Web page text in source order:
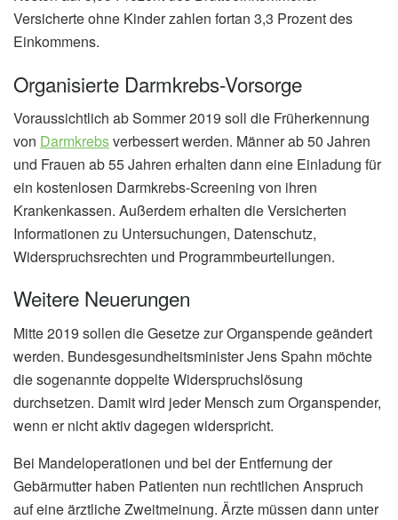
Versicherte ohne Kinder zahlen fortan 3,3 Prozent des
Einkommens.
Organisierte Darmkrebs-Vorsorge
Voraussichtlich ab Sommer 2019 soll die Früherkennung
von Darmkrebsverbessert werden. Männer ab 50 Jahren
und Frauen ab 55 Jahren erhalten dann eine Einladung für
ein kostenlosen Darmkrebs-Screening von ihren
Krankenkassen. Außerdem erhalten die Versicherten
Informationen zu Untersuchungen, Datenschutz,
Widerspruchsrechten und Programmbeurteilungen.
Weitere Neuerungen
Mitte 2019 sollen die Gesetze zur Organspende geändert
werden. Bundesgesundheitsminister Jens Spahn möchte
die sogenannte doppelte Widerspruchslösung
durchsetzen. Damit wird jeder Mensch zum Organspender,
wenn er nicht aktiv dagegen widerspricht.
Bei Mandeloperationen und bei der Entfernung der
Gebärmutter haben Patienten nun rechtlichen Anspruch
auf eine ärztliche Zweitmeinung. Ärzte müssen dann unter